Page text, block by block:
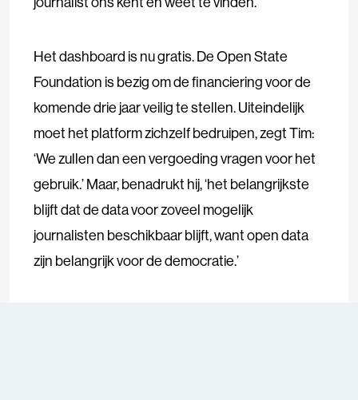
Het dashboard is nu gratis. De Open State
Foundation is bezig om de financiering voor de
komende drie jaar veilig te stellen. Uiteindelijk
moet het platform zichzelf bedruipen, zegt Tim:
‘We zullen dan een vergoeding vragen voor het
gebruik.’ Maar, benadrukt hij, ‘het belangrijkste
blijft dat de data voor zoveel mogelijk
journalisten beschikbaar blijft, want open data
zijn belangrijk voor de democratie.’